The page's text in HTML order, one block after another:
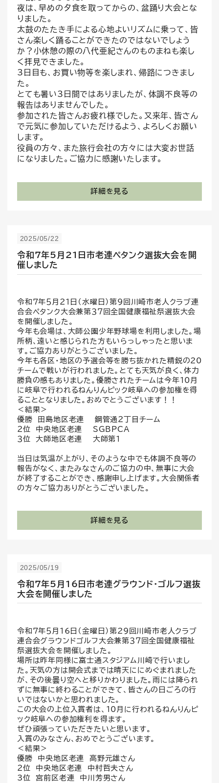
夜は、早めの夕食を取ってからの、盆踊り大会とな
りました。
太鼓のたたき手による心地よいリズムに乗って、皆
さん楽しく踊ることができたのではないでしょう
か？小休憩の際の八代亜紀さんのものまねも楽し
く拝見できました。
3日目も、お買い物等を楽しまれ、帰路につきまし
た。
とても暑い3日間ではありましたが、体調不良等の
報告はありませんでした。
参加された皆さんお疲れ様でした。又来年、皆さん
で元気に参加していただけるよう、よろしくお願い
します。
役員の方々、また旅行会社の方々には大変お世話
になりました。ご協力に感謝いたします。
詳細を見る
2025/05/22
令和7年5月21日市老連ペタンク選抜大会を開
催しました
令和7年５月２１日（水曜日）第９回川崎市老人クラブ連
合会ペタンク大会兼第３７回全国健康福祉祭選抜大会
を開催しました。
今年も会場は、大師公園少年野球場を利用しました。場
所柄、遠いと感じられた方もいらっしゃったと思いま
す。ご協力ありがとうございました。
今年も各区・地区の予選会等を勝ち抜かれた精鋭の20
チームで戦いが行われました。とても天気が良く、体力
勝負の感もありました。優勝されたチームは今年10月
に岐阜で行われるねんりんピック岐阜への参加権を得
ることとなりました。おめでとうございます！！
＜結果＞
優勝 田島地区老連 鋼管通２丁目チーム
２位 中央地区老連 SGBPCA
３位 大師地区老連 大師第１
当日は気温が上がり、そのような中でも体調不良等の
報告がなく、またみなさんのご協力の中、無事に大会
が終了することができ、感謝申し上げます。大会関係者
の方々ご協力ありがとうございました。
詳細を見る
2025/05/19
令和7年5月16日市老連グラウンド・ゴルフ選抜
大会を開催しました
令和7年５月16日（金曜日）第29回川崎市老人クラブ
連合会グラウンドゴルフ大会兼第３７回全国健康福祉
祭選抜大会を開催しました。
場所は昨年同様に富士通スタジアム川崎で行いまし
た。天気の方は開会式までは晴天ににめぐまれました
が、その後曇り空へと移りかわりました。雨には降られ
ずに無事に終わることができて、皆さんの日ごろの行
いではないかと思われました。
この大会の上位入賞者は、10月に行われるねんりんピ
ック岐阜への参加権利を得ます。
ぜひ頑張っていただきたいと思います。
入賞のみなさん、おめでとうございます。
＜結果＞
優勝 中央地区老連 高野元雄さん
２位 中央地区老連 中村哲夫さん
3位 宮前区老連 中川芳男さん